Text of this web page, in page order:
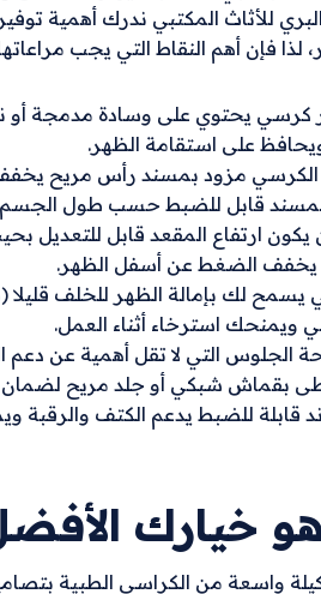
للأثاث المكتبي ندرك أهمية
لذا فإن أهم النقاط التي يجب
كرسي يحتوي على وسادة مدمجة أو
على استقامة الظهر.
مزود بمسند رأس مريح يخفف
المسند قابل للضبط حسب طول
يكون ارتفاع المقعد قابل للتعديل
ويمنحك استرخاء أثناء العمل.
الجلوس التي لا تقل أهمية عن
بقماش شبكي أو جلد مريح لضمان
للضبط يدعم الكتف والرقبة
خيارك
واسعة من الكراسي الطبية